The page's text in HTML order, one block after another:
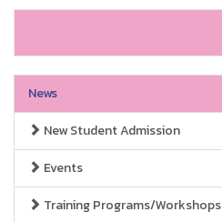
News
New Student Admission
Events
Training Programs/Workshops